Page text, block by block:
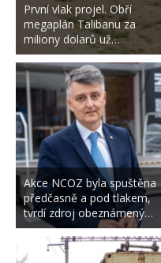
První vlak projel. Obří
megaplán Talibanu za
miliony dolarů už…
Akce NCOZ byla spuštěna
předčasně a pod tlakem,
tvrdí zdroj obeznámený…